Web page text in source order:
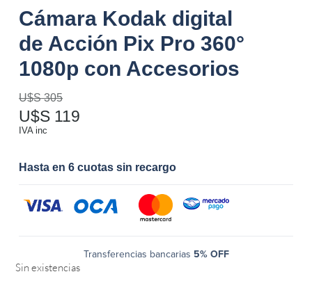
Cámara Kodak digital
de Acción Pix Pro 360°
1080p con Accesorios
U$S305
U$S 119
IVA inc
Hasta en 6 cuotas sin recargo
Transferencias bancarias 5% OFF
Sin existencias